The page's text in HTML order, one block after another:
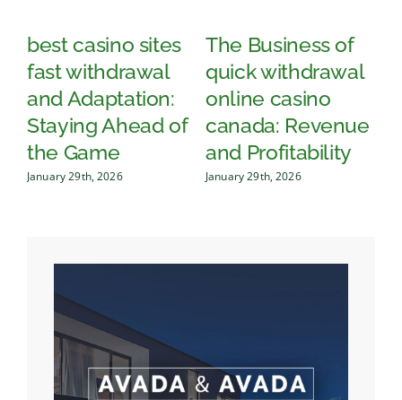
best casino sites
fast withdrawal
and Adaptation:
Staying Ahead of
the Game
January 29th, 2026
The Business of
quick withdrawal
online casino
canada: Revenue
and Profitability
January 29th, 2026